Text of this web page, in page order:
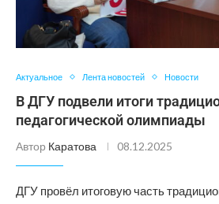
Актуальное Лента новостей Новости
В ДГУ подвели итоги
педагогической олимпиады
Автор Каратова 08.12.2025
ДГУ провёл итоговую часть